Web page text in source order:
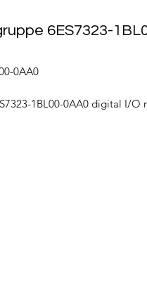
6ES7323-
0AA0
1BL00-0AA0 digital I/O